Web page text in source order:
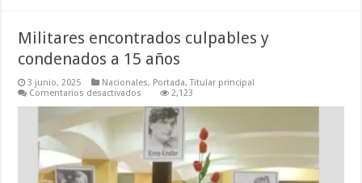
Militares encontrados culpables y
condenados a 15 años
3 junio, 2025 Nacionales, Portada,Titular principal
Comentarios desactivados
encontrados
culpables
y
condenados
a
15
años
2,123